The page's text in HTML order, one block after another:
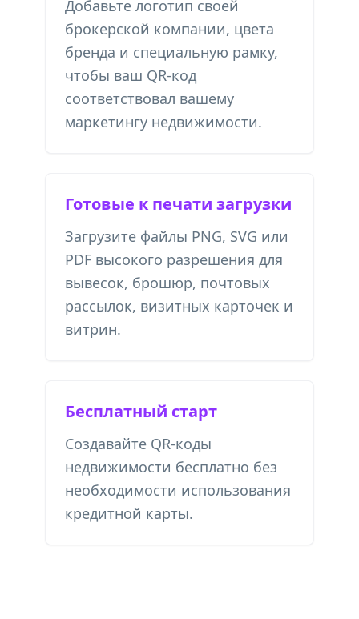
Добавьте логотип своей
брокерской компании, цвета
бренда и специальную рамку,
чтобы ваш QR-код
соответствовал вашему
маркетингу недвижимости.
Готовые к печати загрузки
Загрузите файлы PNG, SVG или
PDF высокого разрешения для
вывесок, брошюр, почтовых
рассылок, визитных карточек и
витрин.
Бесплатный старт
Создавайте QR-коды
недвижимости бесплатно без
необходимости использования
кредитной карты.